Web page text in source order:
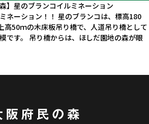
】星のブランコイルミネーション
ネーション！！ 星のブランコは、標高180
高50ｍの木床板吊り橋で、人道吊り橋として
です。 吊り橋からは、ほしだ園地の森が眼